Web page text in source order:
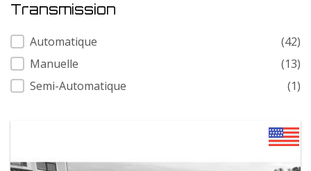
Transmission
Transmission
Automatique
(42)
Manuelle
(13)
Semi-Automatique
(1)